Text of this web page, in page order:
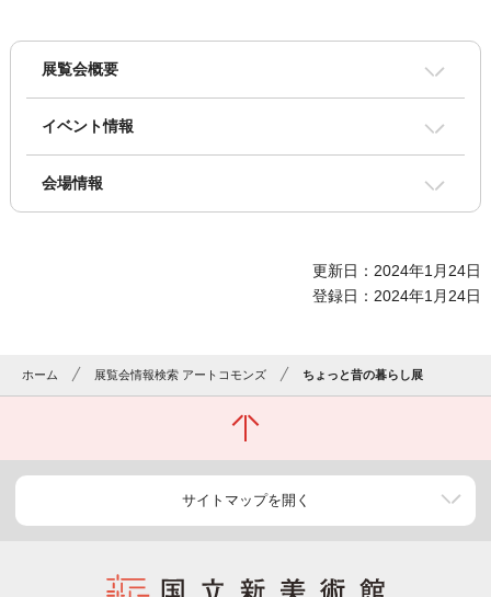
展覧会概要
イベント情報
会場情報
更新日：2024年1月24日
登録日：2024年1月24日
ホーム 展覧会情報検索 アートコモンズ ちょっと昔の暮らし展
サイトマップを開く